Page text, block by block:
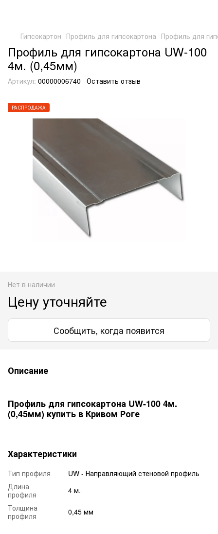
Гипсокартон Профиль для гипсокартона Профиль для
Профиль для гипсокартона UW-100
4м. (0,45мм)
Артикул: 00000006740 Оставить отзыв
РАСПРОДАЖА
Нет в наличии
Цену уточняйте
Сообщить, когда появится
Описание
Профиль для гипсокартона UW-100 4м.
(0,45мм) купить в Кривом Роге
Характеристики
Тип профиля
UW - Направляющий стеновой профиль
Длина
профиля
4 м.
Толщина
профиля
0,45 мм